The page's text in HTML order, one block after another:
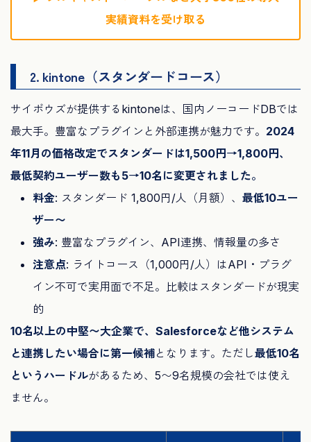
実績資料を受け取る
2. kintone（スタンダードコース）
サイボウズが提供するkintoneは、国内ノーコードDBでは
最大手。豊富なプラグインと外部連携が魅力です。 2024
年11月の価格改定でスタンダードは1,500円→1,800円、
最低契約ユーザー数も5→10名に変更されました。
料金: スタンダード 1,800円/人（月額）、 最低10ユー
ザー〜
強み: 豊富なプラグイン、API連携、情報量の多さ
注意点: ライトコース（1,000円/人）はAPI・プラグ
イン不可で実用面で不足。比較はスタンダードが現実
的
10名以上の中堅〜大企業で、Salesforceなど他システム
と連携したい場合に第一候補となります。ただし最低10名
というハードルがあるため、5〜9名規模の会社では使え
ません。